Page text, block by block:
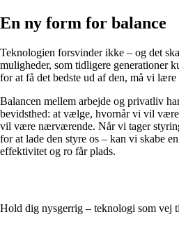
En ny form for balance
Teknologien forsvinder ikke – og det
muligheder, som tidligere generationer
for at få det bedste ud af den, må vi lære
Balancen mellem arbejde og privatliv
bevidsthed: at vælge, hvornår vi vil
vil være nærværende. Når vi tager
for at lade den styre os – kan vi skabe
effektivitet og ro får plads.
Hold dig nysgerrig – teknologi som vej